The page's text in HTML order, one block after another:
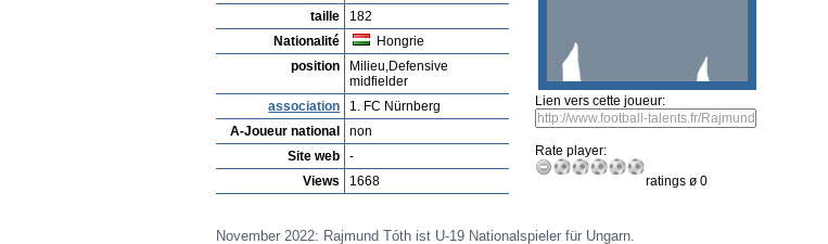
taille
182
Nationalité
Hongrie
position
Milieu,Defensive
midfielder
association
1. FC Nürnberg
A-Joueur national
non
Site web
-
Views
1668
Lien vers cette joueur:
Rate player:
ratings ø 0
November 2022: Rajmund Tóth ist U-19 Nationalspieler für Ungarn.